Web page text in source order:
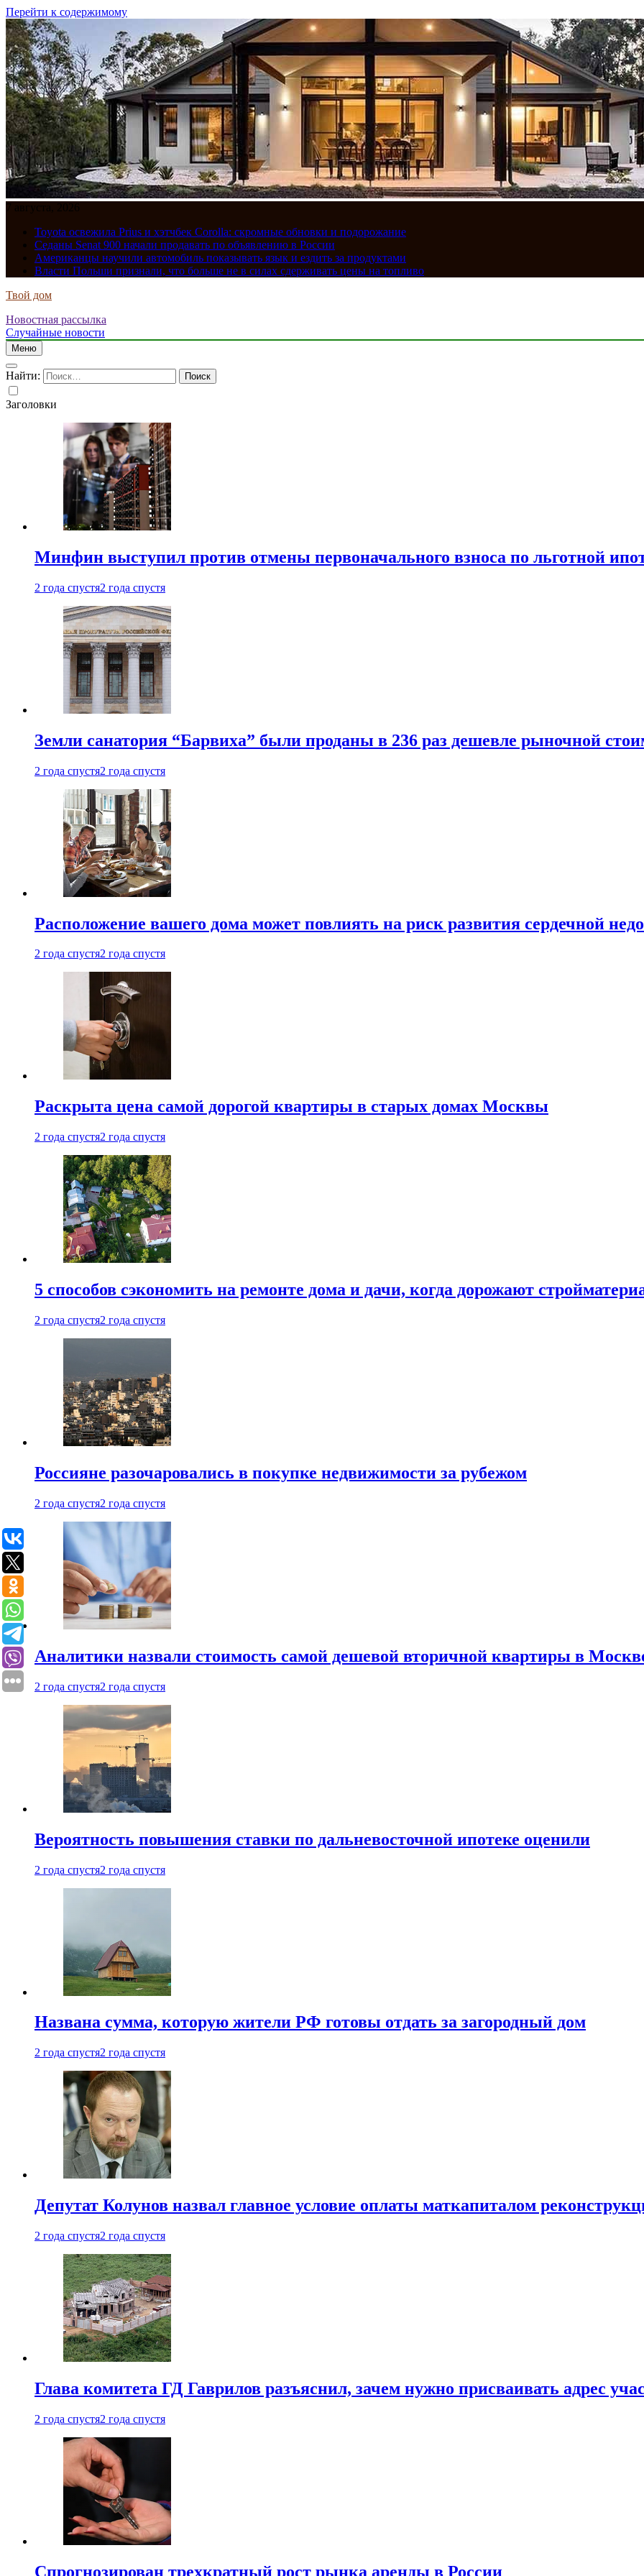
Перейти к содержимому
7 августа, 2026
Toyota освежила Prius и хэтчбек Corolla: скромные обновки и подорожание
Седаны Senat 900 начали продавать по объявлению в России
Американцы научили автомобиль показывать язык и ездить за продуктами
Власти Польши признали, что больше не в силах сдерживать цены на топливо
Твой дом
Новостная рассылка
Случайные новости
Меню
Найти:
Заголовки
Минфин выступил против отмены первоначального взноса по льготной
2 года спустя2 года спустя
Земли санатория “Барвиха” были проданы в 236 раз дешевле рыночной
2 года спустя2 года спустя
Расположение вашего дома может повлиять на риск развития сердечной
2 года спустя2 года спустя
Раскрыта цена самой дорогой квартиры в старых домах Москвы
2 года спустя2 года спустя
5 способов сэкономить на ремонте дома и дачи, когда дорожают
2 года спустя2 года спустя
Россияне разочаровались в покупке недвижимости за рубежом
2 года спустя2 года спустя
Аналитики назвали стоимость самой дешевой вторичной квартиры в
2 года спустя2 года спустя
Вероятность повышения ставки по дальневосточной ипотеке оценили
2 года спустя2 года спустя
Названа сумма, которую жители РФ готовы отдать за загородный дом
2 года спустя2 года спустя
Депутат Колунов назвал главное условие оплаты маткапиталом
2 года спустя2 года спустя
Глава комитета ГД Гаврилов разъяснил, зачем нужно присваивать адрес
2 года спустя2 года спустя
Спрогнозирован трехкратный рост рынка аренды в России